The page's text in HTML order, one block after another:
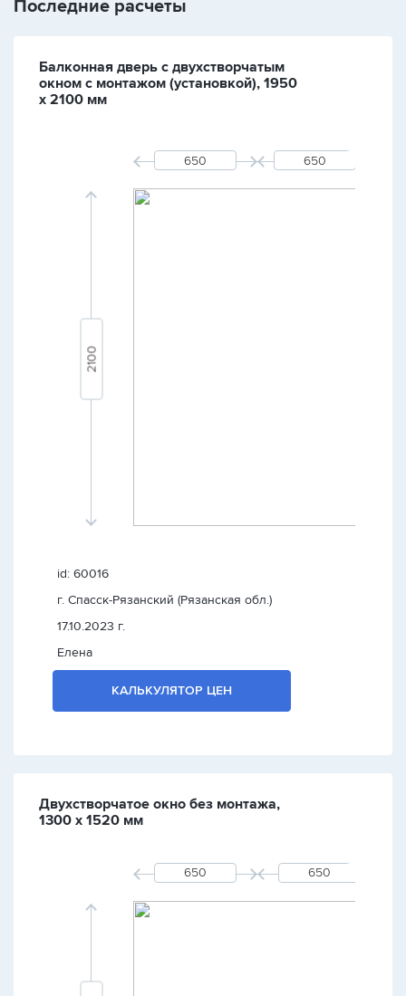
Последние расчеты
Балконная дверь с двухстворчатым
окном с монтажом (установкой), 1950
х 2100 мм
id: 60016
г. Спасск-Рязанский (Рязанская обл.)
17.10.2023 г.
Елена
КАЛЬКУЛЯТОР ЦЕН
Двухстворчатое окно без монтажа,
1300 х 1520 мм